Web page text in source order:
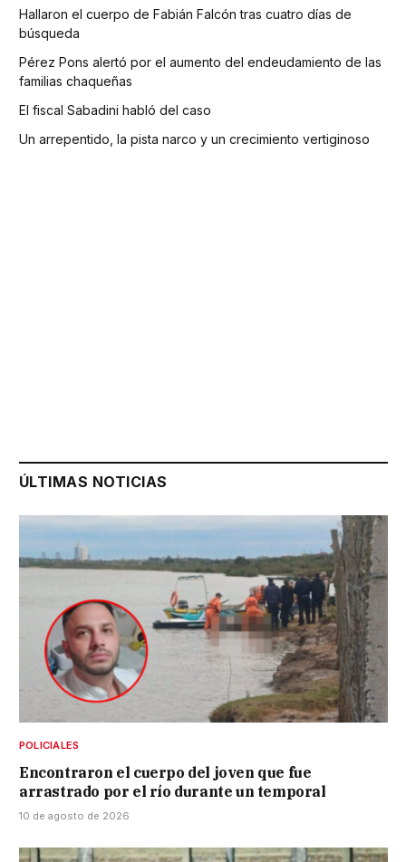
Hallaron el cuerpo de Fabián Falcón tras cuatro días de
búsqueda
Pérez Pons alertó por el aumento del endeudamiento de las
familias chaqueñas
El fiscal Sabadini habló del caso
Un arrepentido, la pista narco y un crecimiento vertiginoso
ÚLTIMAS NOTICIAS
POLICIALES
Encontraron el cuerpo del joven que fue
arrastrado por el río durante un temporal
10 de agosto de 2026